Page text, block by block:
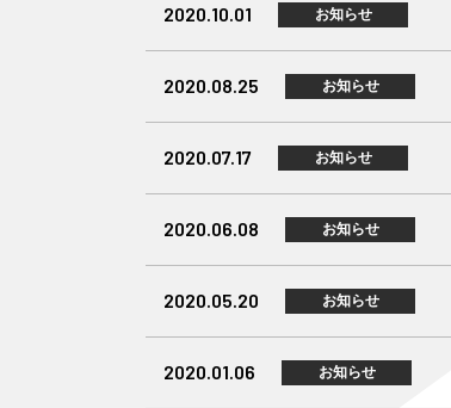
2020.10.01 お知らせ
2020.08.25 お知らせ
2020.07.17 お知らせ
2020.06.08 お知らせ
2020.05.20 お知らせ
2020.01.06 お知らせ